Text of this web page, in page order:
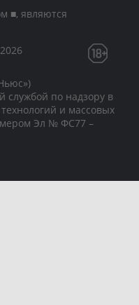
■, являются
службой по надзору в
и массовых
Эл № ФС77 –